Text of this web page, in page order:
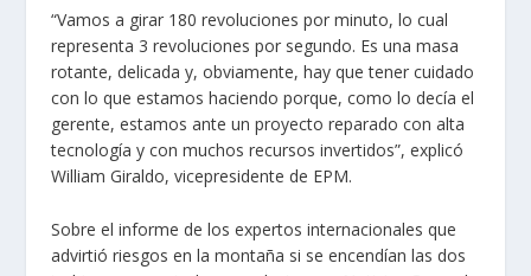
“Vamos a girar 180 revoluciones por minuto, lo cual
representa 3 revoluciones por segundo. Es una masa
rotante, delicada y, obviamente, hay que tener cuidado
con lo que estamos haciendo porque, como lo decía el
gerente, estamos ante un proyecto reparado con alta
tecnología y con muchos recursos invertidos”, explicó
William Giraldo, vicepresidente de EPM.
Sobre el informe de los expertos internacionales que
advirtió riesgos en la montaña si se encendían las dos